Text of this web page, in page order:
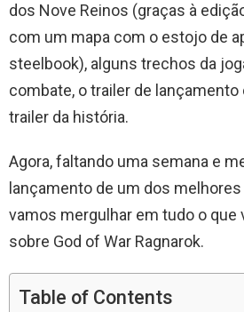
dos Nove Reinos (graças à
com um mapa com o estojo de
steelbook), alguns trechos da
combate, o trailer de
trailer da história.
Agora, faltando uma semana e
lançamento de um dos
vamos mergulhar em tudo o que
sobre God of War Ragnarok.
Table of Contents